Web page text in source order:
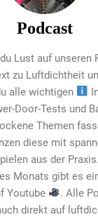
Podcast
Lust auf unseren
zu Luftdichtheit
alle wichtigen
Door-Tests und
Themen
diese mit
aus der
Monats gibt es
Youtube
. Alle
direkt auf